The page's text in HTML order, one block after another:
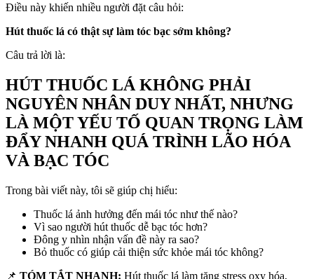
Điều này khiến nhiều người đặt câu hỏi:
Hút thuốc lá có thật sự làm tóc bạc sớm không?
Câu trả lời là:
HÚT THUỐC LÁ KHÔNG PHẢI
NGUYÊN NHÂN DUY NHẤT, NHƯNG
LÀ MỘT YẾU TỐ QUAN TRỌNG LÀM
ĐẨY NHANH QUÁ TRÌNH LÃO HÓA
VÀ BẠC TÓC
Trong bài viết này, tôi sẽ giúp chị hiểu:
Thuốc lá ảnh hưởng đến mái tóc như thế nào?
Vì sao người hút thuốc dễ bạc tóc hơn?
Đông y nhìn nhận vấn đề này ra sao?
Bỏ thuốc có giúp cải thiện sức khỏe mái tóc không?
📌 TÓM TẮT NHANH: Hút thuốc lá làm tăng stress oxy hóa,